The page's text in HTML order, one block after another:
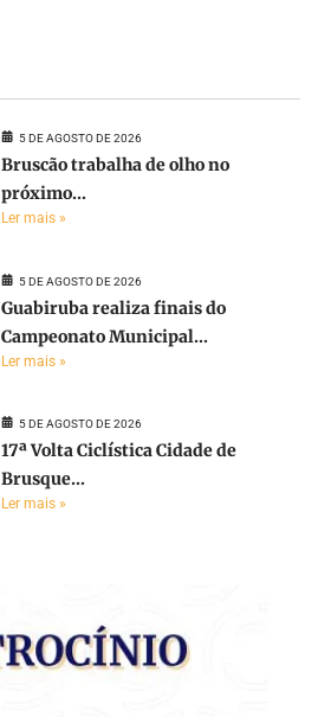
5 DE AGOSTO DE 2026
Bruscão trabalha de olho no
próximo...
Ler mais »
5 DE AGOSTO DE 2026
Guabiruba realiza finais do
Campeonato Municipal...
Ler mais »
5 DE AGOSTO DE 2026
17ª Volta Ciclística Cidade de
Brusque...
Ler mais »